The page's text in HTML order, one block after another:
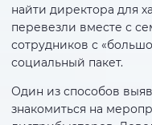
найти директора для
перевезли вместе с
сотрудников с
социальный пакет.
Один из способов
знакомиться на